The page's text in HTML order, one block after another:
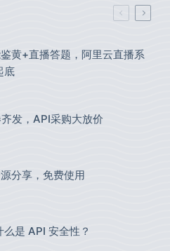
黄+直播答题，阿里云直播系
底
发，API采购大放价
分享，免费使用​
是 API 安全性？